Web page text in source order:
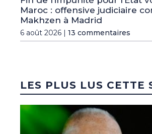
Maroc : offensive judiciaire
Makhzen à Madrid
6 août 2026 | 13 commentaires
LES PLUS LUS CETTE